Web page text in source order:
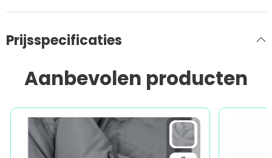
Prijsspecificaties
Aanbevolen producten